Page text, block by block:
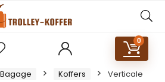
0
Bagage Koffers
Verticale